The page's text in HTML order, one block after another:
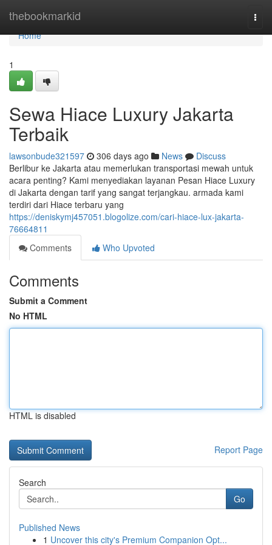
thebookmarkid
Home
Home
1
Sewa Hiace Luxury Jakarta
Terbaik
lawsonbude321597 306 days ago News
Discuss
Berlibur ke Jakarta atau memerlukan transportasi mewah untuk
acara penting? Kami menyediakan layanan Pesan Hiace Luxury
di Jakarta dengan tarif yang sangat terjangkau. armada kami
terdiri dari Hiace terbaru yang
https://deniskymj457051.blogolize.com/cari-hiace-lux-jakarta-
76664811
Comments
Who Upvoted
Comments
Submit a Comment
No HTML
HTML is disabled
Report Page
Search
Go
Published News
1 Uncover this city's Premium Companion Opt...